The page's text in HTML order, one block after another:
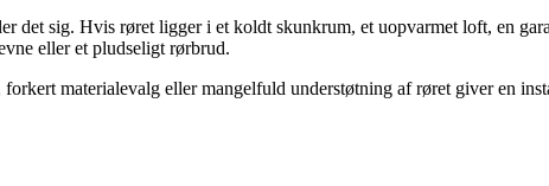
det sig. Hvis røret ligger i et koldt skunkrum, et uopvarmet loft, en
eller et pludseligt rørbrud.
materialevalg eller mangelfuld understøtning af røret giver en